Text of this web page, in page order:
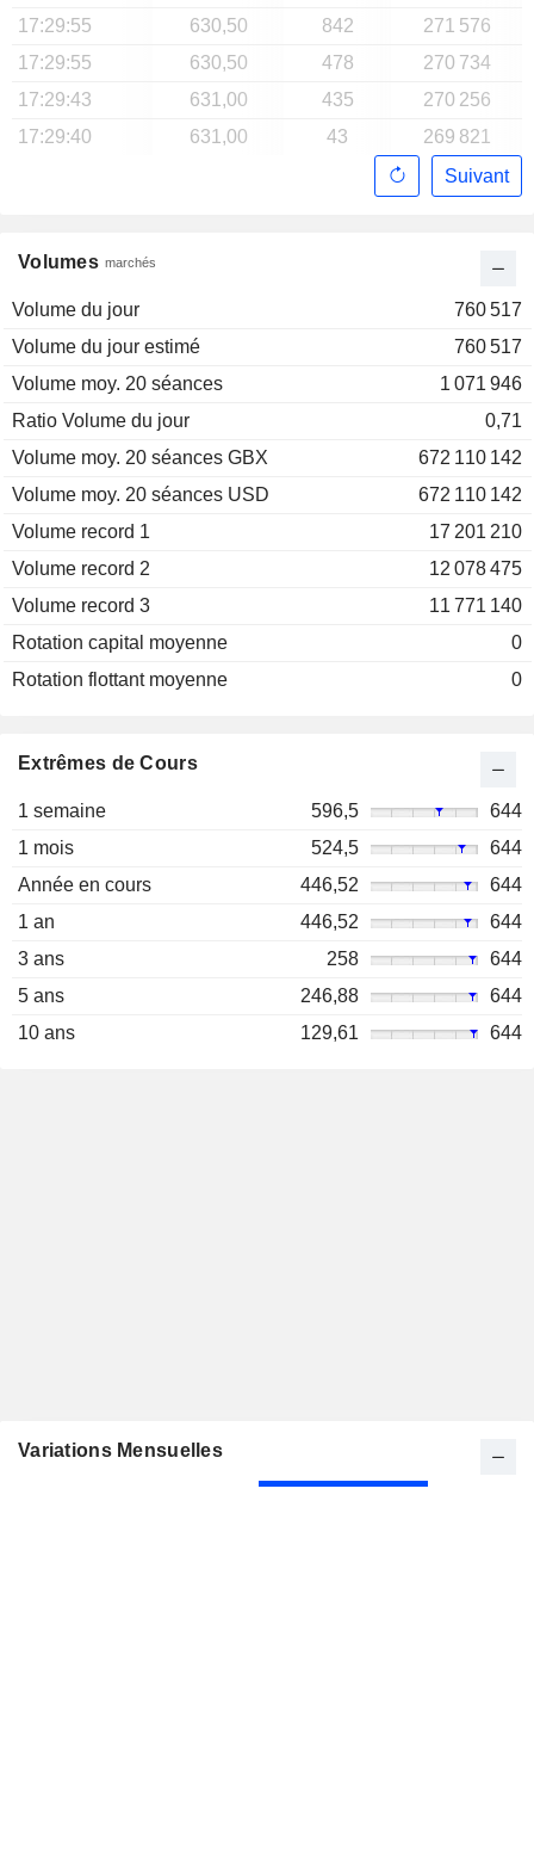
Volumes marchés
Volume du jour
760 517
Volume du jour estimé
760 517
Volume moy. 20 séances
1 071 946
Ratio Volume du jour
0,71
Volume moy. 20 séances GBX
672 110 142
Volume moy. 20 séances USD
672 110 142
Volume record 1
17 201 210
Volume record 2
12 078 475
Volume record 3
11 771 140
Rotation capital moyenne
0
Rotation flottant moyenne
0
17:29:55
630,50 842
271 576
17:29:55
630,50 478
270 734
17:29:43
631,00 435
270 256
17:29:40
631,00 43
269 821
Suivant
Extrêmes de Cours
1 semaine 596,5
644
1 mois
524,5
644
Année en cours
446,52
644
1 an
446,52
644
3 ans
258
644
5 ans
246,88
644
10 ans
129,61 644
Variations Mensuelles